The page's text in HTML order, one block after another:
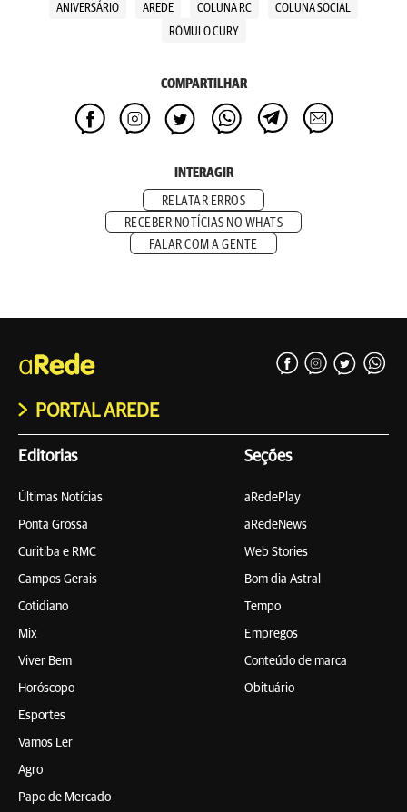
ANIVERSÁRIO AREDE COLUNA RC
COLUNA SOCIAL
RÔMULO CURY
COMPARTILHAR
INTERAGIR
RELATAR ERROS
RECEBER NOTÍCIAS NO WHATS
FALAR COM A GENTE
PORTAL AREDE
Editorias
Últimas Notícias
Ponta Grossa
Curitiba e RMC
Campos Gerais
Cotidiano
Mix
Viver Bem
Horóscopo
Esportes
Vamos Ler
Agro
Papo de Mercado
Seções
aRedePlay
aRedeNews
Web Stories
Bom dia Astral
Tempo
Empregos
Conteúdo de marca
Obituário